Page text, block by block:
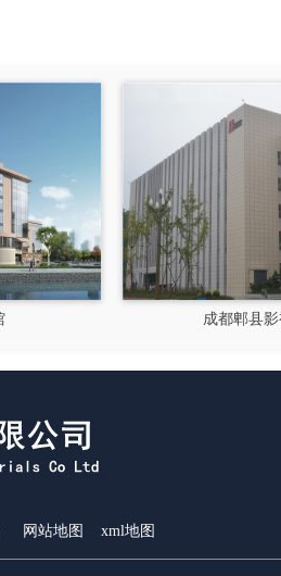
成都郫县影视硅谷
网站地图 xml地图